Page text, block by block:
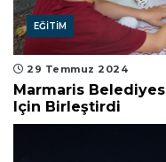
EĞITIM
29 Temmuz 2024
Marmaris
Için Birleştirdi